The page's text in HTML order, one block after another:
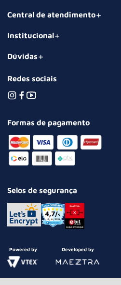
Central de atendimento
Institucional
Dúvidas
Redes sociais
Formas de pagamento
Selos de segurança
Powered by Developed by